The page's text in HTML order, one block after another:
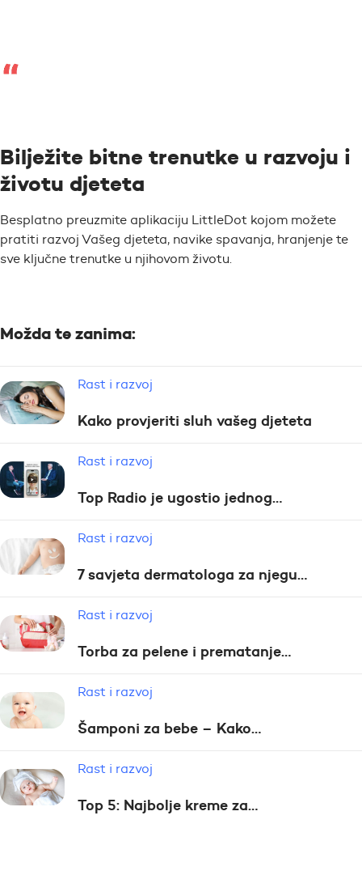
Bilježite bitne trenutke u razvoju i
životu djeteta
Besplatno preuzmite aplikaciju LittleDot kojom možete
pratiti razvoj Vašeg djeteta, navike spavanja, hranjenje te
sve ključne trenutke u njihovom životu.
Možda te zanima:
Rast i razvoj
Kako provjeriti sluh vašeg djeteta
Rast i razvoj
Top Radio je ugostio jednog…
Rast i razvoj
7 savjeta dermatologa za njegu…
Rast i razvoj
Torba za pelene i prematanje…
Rast i razvoj
Šamponi za bebe – Kako…
Rast i razvoj
Top 5: Najbolje kreme za…